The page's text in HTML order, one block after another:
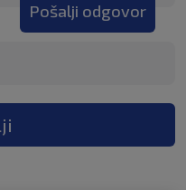
Pošalji odgovor